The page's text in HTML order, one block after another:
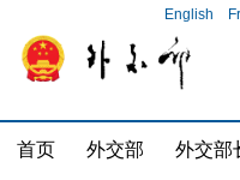
English
首页 外交部 外交部